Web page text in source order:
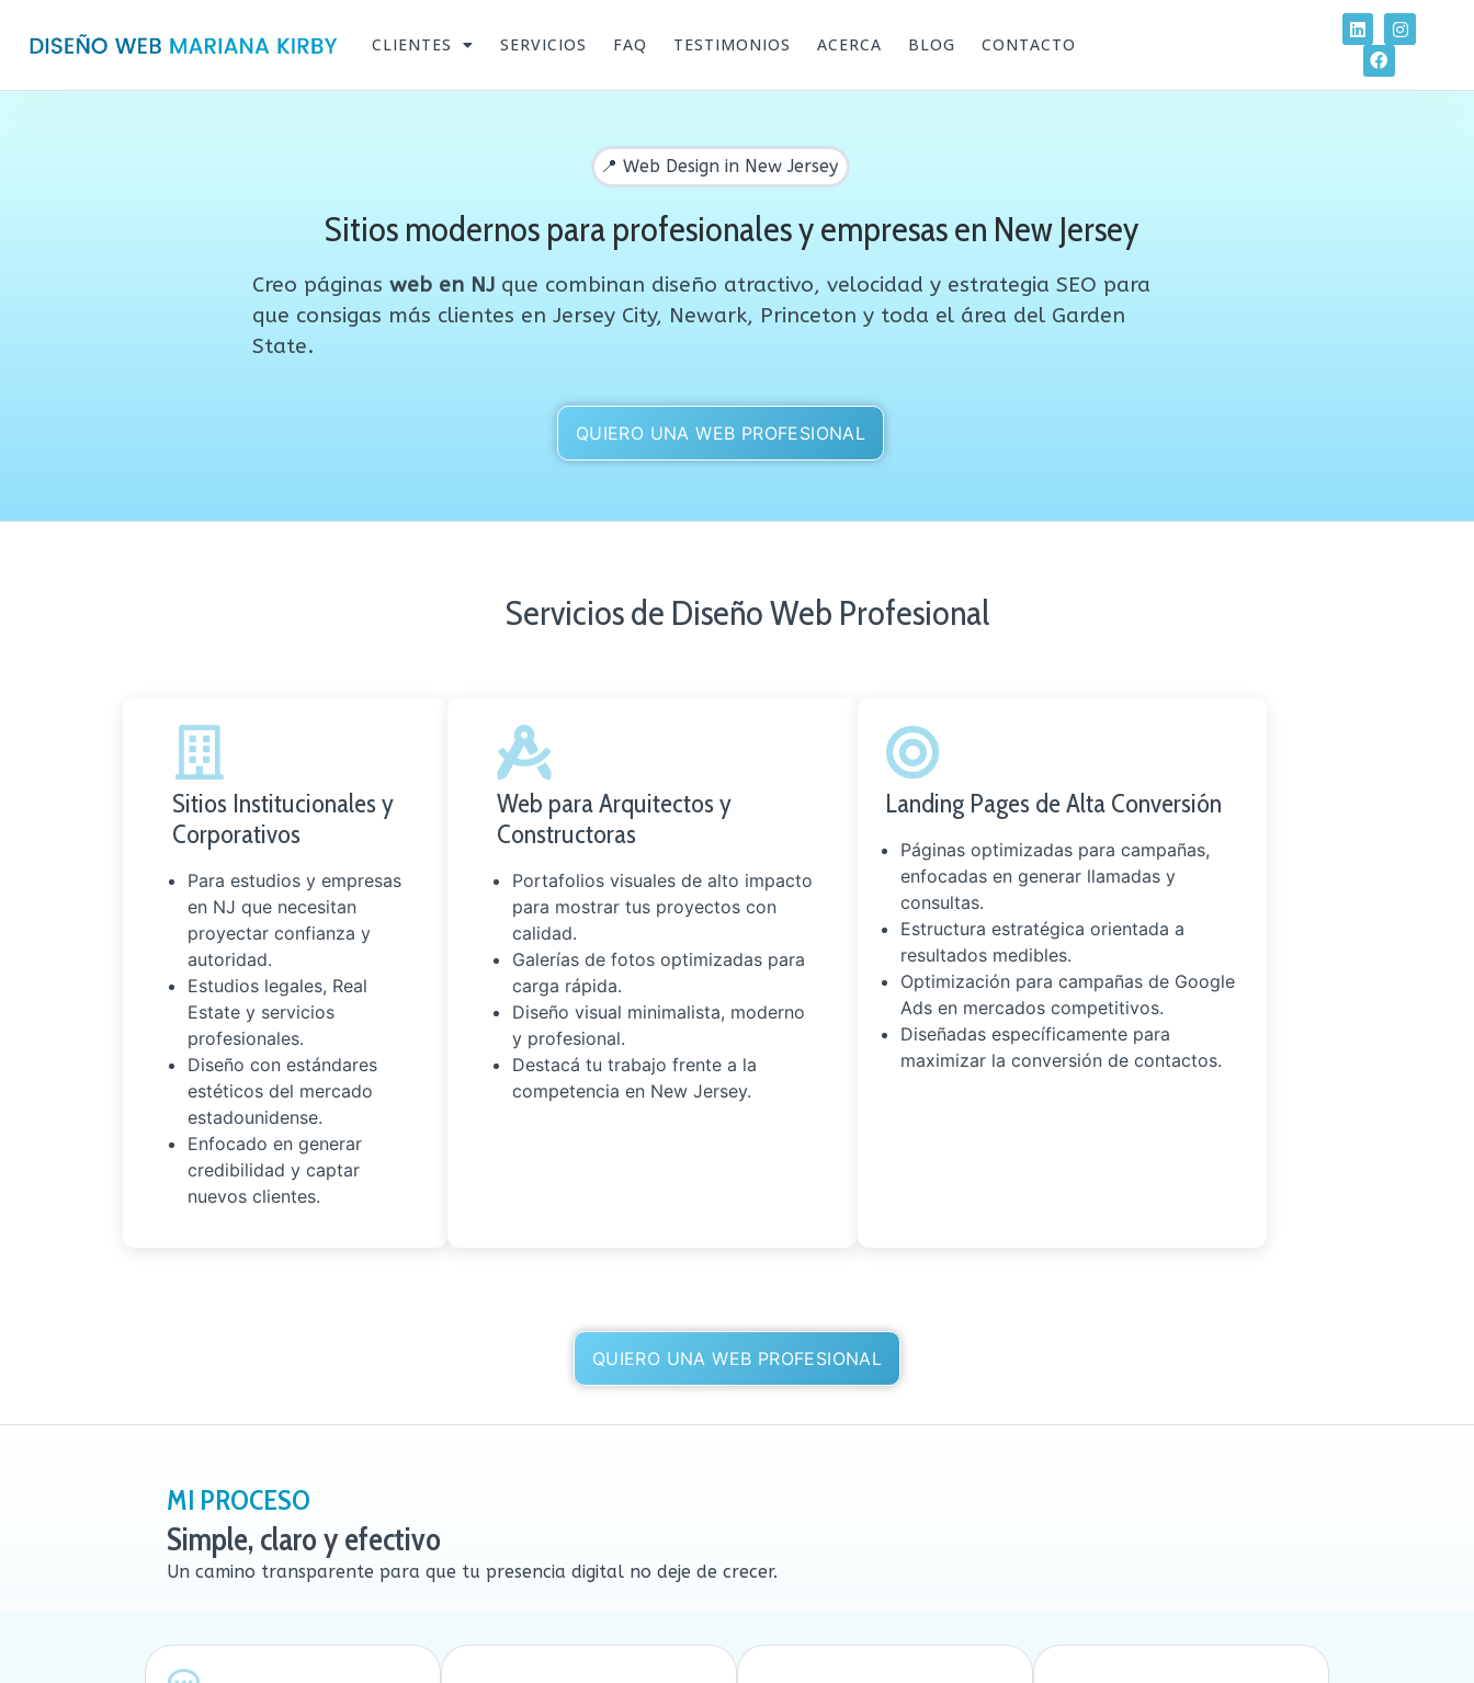
CLIENTES SERVICIOS FAQ TESTIMONIOS ACERCA BLOG CONTACTO
📍 Web Design in New Jersey
Sitios modernos para profesionales y empresas en New Jersey
Creo páginas web en NJ que combinan diseño atractivo, velocidad y estrategia SEO para
que consigas más clientes en Jersey City, Newark, Princeton y toda el área del Garden
State.
QUIERO UNA WEB PROFESIONAL
Servicios de Diseño Web Profesional
Sitios Institucionales y
Corporativos
Para estudios y empresas
en NJ que necesitan
proyectar confianza y
autoridad.
Estudios legales, Real
Estate y servicios
profesionales.
Diseño con estándares
estéticos del mercado
estadounidense.
Enfocado en generar
credibilidad y captar
nuevos clientes.
Web para Arquitectos y
Constructoras
Portafolios visuales de alto impacto
para mostrar tus proyectos con
calidad.
Galerías de fotos optimizadas para
carga rápida.
Diseño visual minimalista, moderno
y profesional.
Destacá tu trabajo frente a la
competencia en New Jersey.
Landing Pages de Alta Conversión
Páginas optimizadas para campañas,
enfocadas en generar llamadas y
consultas.
Estructura estratégica orientada a
resultados medibles.
Optimización para campañas de Google
Ads en mercados competitivos.
Diseñadas específicamente para
maximizar la conversión de contactos.
QUIERO UNA WEB PROFESIONAL
MI PROCESO
Simple, claro y efectivo
Un camino transparente para que tu presencia digital no deje de crecer.